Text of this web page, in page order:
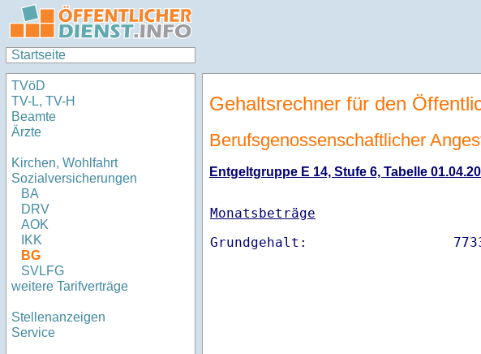
Startseite
TVöD
TV-L, TV-H
Beamte
Ärzte
Kirchen, Wohlfahrt
Sozialversicherungen
BA
DRV
AOK
IKK
BG
SVLFG
weitere Tarifverträge
Stellenanzeigen
Service
Gehaltsrechner für den
Berufsgenossenschaftlicher
Entgeltgruppe E 14, Stufe 6, Tabelle
Monatsbeträge